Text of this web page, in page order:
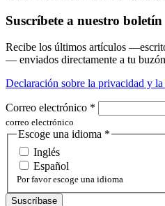
Suscríbete a nuestro boletín
Recibe los últimos artículos
— enviados directamente a tu
Declaración sobre la privacidad y
Correo electrónico *
correo electrónico
Escoge una idioma *
Inglés
Español
Por favor escoge una idioma